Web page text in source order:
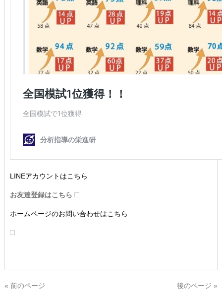
LINEアカウントはこちら
お友達登録はこちら
ホームページのお問い合わせはこちら
« 前のページ 後のページ »